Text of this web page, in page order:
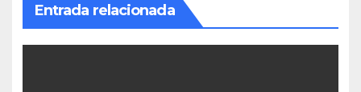
Entrada relacionada